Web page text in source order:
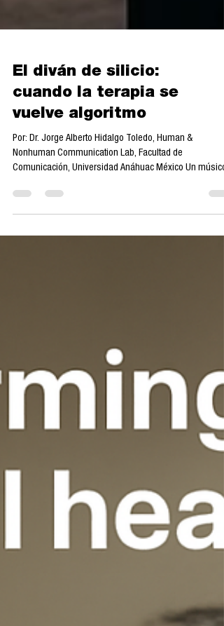
El diván de silicio:
cuando la terapia se
vuelve algoritmo
Por: Dr. Jorge Alberto Hidalgo Toledo, Human &
Comunicación, Universidad Anáhuac México Un